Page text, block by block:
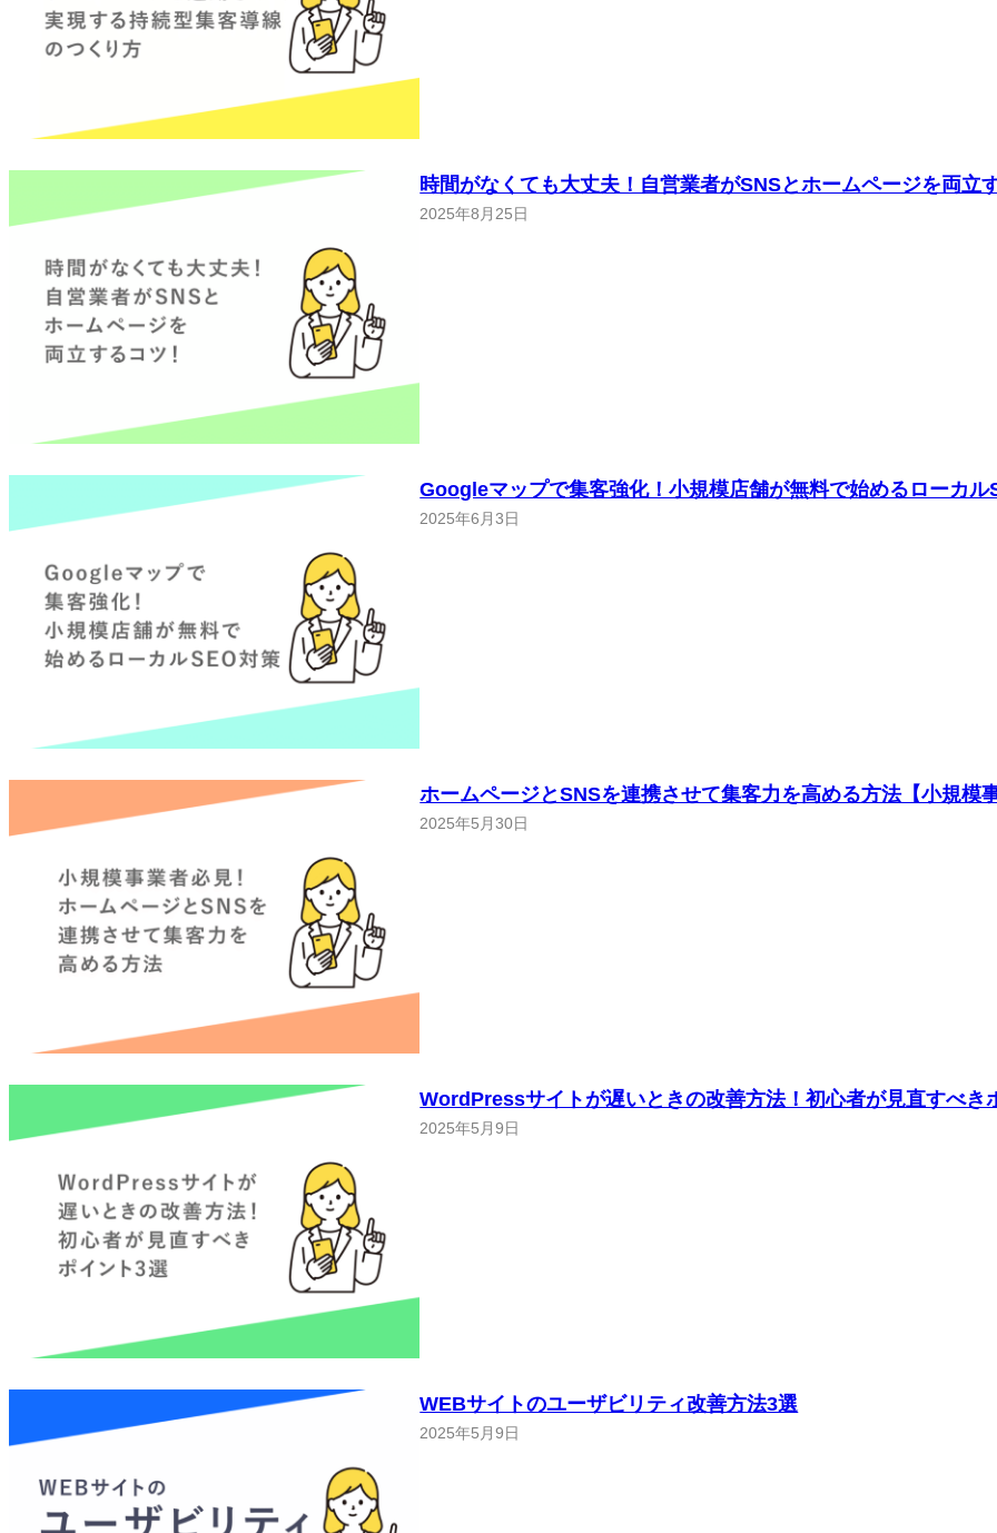
時間がなくても大丈夫！自営業者がSNSとホームページを両立
2025年8月25日
Googleマップで集客強化！小規模店舗が無料で始めるローカル
2025年6月3日
ホームページとSNSを連携させて集客力を高める方法【小規模
2025年5月30日
WordPressサイトが遅いときの改善方法！初心者が見直すべき
2025年5月9日
WEBサイトのユーザビリティ改善方法3選
2025年5月9日